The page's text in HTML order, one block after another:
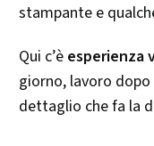
stampante e
Qui c’è esperienza
giorno, lavoro
dettaglio che fa la